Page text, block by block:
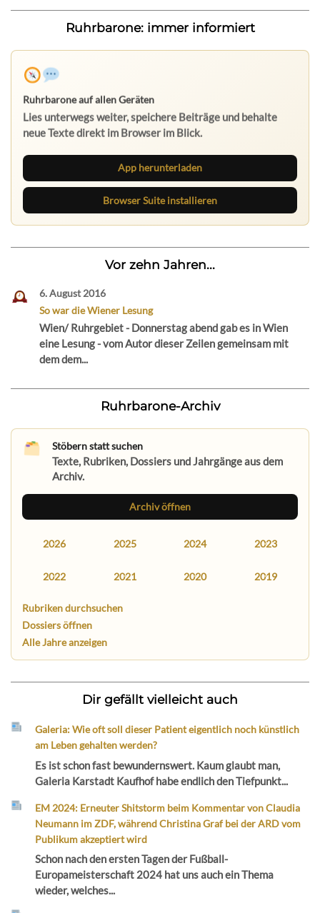
Ruhrbarone: immer informiert
Ruhrbarone auf allen Geräten
Lies unterwegs weiter, speichere Beiträge und behalte
neue Texte direkt im Browser im Blick.
App herunterladen
Browser Suite installieren
Vor zehn Jahren...
6. August 2016
So war die Wiener Lesung
Wien/ Ruhrgebiet - Donnerstag abend gab es in Wien
eine Lesung - vom Autor dieser Zeilen gemeinsam mit
dem dem...
Ruhrbarone-Archiv
Stöbern statt suchen
Texte, Rubriken, Dossiers und Jahrgänge aus dem
Archiv.
Archiv öffnen
2026 2025 2024 2023
2022 2021 2020 2019
Rubriken durchsuchen
Dossiers öffnen
Alle Jahre anzeigen
Dir gefällt vielleicht auch
Galeria: Wie oft soll dieser Patient eigentlich noch künstlich
am Leben gehalten werden?
Es ist schon fast bewundernswert. Kaum glaubt man,
Galeria Karstadt Kaufhof habe endlich den Tiefpunkt...
EM 2024: Erneuter Shitstorm beim Kommentar von Claudia
Neumann im ZDF, während Christina Graf bei der ARD vom
Publikum akzeptiert wird
Schon nach den ersten Tagen der Fußball-
Europameisterschaft 2024 hat uns auch ein Thema
wieder, welches...